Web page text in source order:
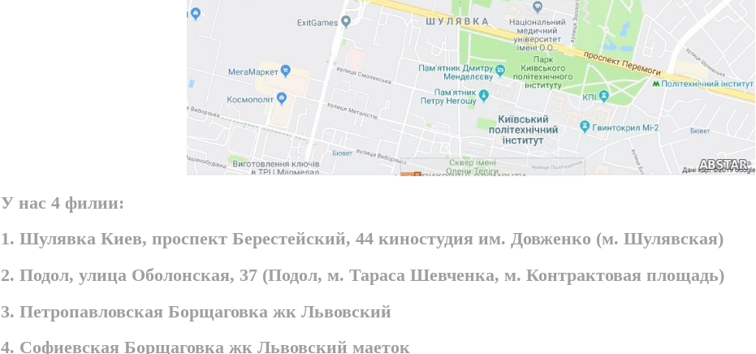
У нас 4 филии:
1. Шулявка Киев, проспект Берестейский, 44 киностудия им. Довженко (м. Шулявская)
2. Подол, улица Оболонская, 37 (Подол, м. Тараса Шевченка, м. Контрактовая площадь)
3. Петропавловская Борщаговка жк Львовский
4. Софиевская Борщаговка жк Львовский маеток